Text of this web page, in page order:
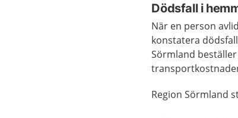
Dödsfall i
När en person
konstatera
Sörmland
Region Sörmland